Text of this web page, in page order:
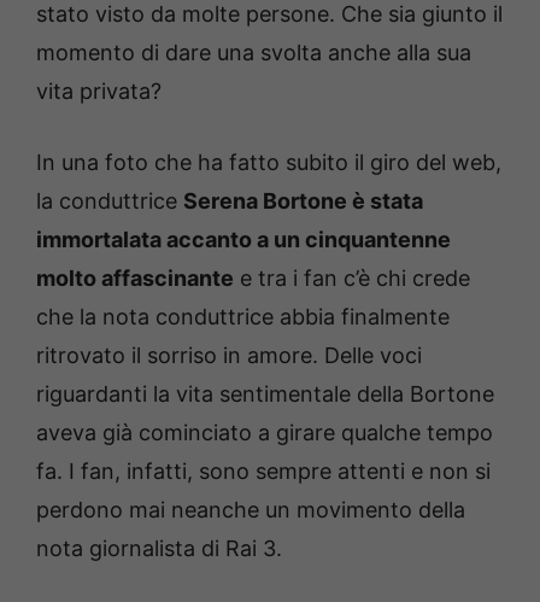
stato visto da molte persone. Che sia giunto il
momento di dare una svolta anche alla sua
vita privata?
In una foto che ha fatto subito il giro del web,
la conduttrice Serena Bortone è stata
immortalata accanto a un cinquantenne
molto affascinante e tra i fan c’è chi crede
che la nota conduttrice abbia finalmente
ritrovato il sorriso in amore. Delle voci
riguardanti la vita sentimentale della Bortone
aveva già cominciato a girare qualche tempo
fa. I fan, infatti, sono sempre attenti e non si
perdono mai neanche un movimento della
nota giornalista di Rai 3.